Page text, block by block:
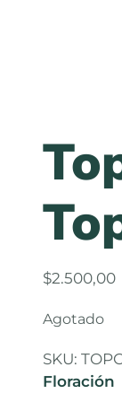
$2.500,00
Agotado
SKU:
Floración